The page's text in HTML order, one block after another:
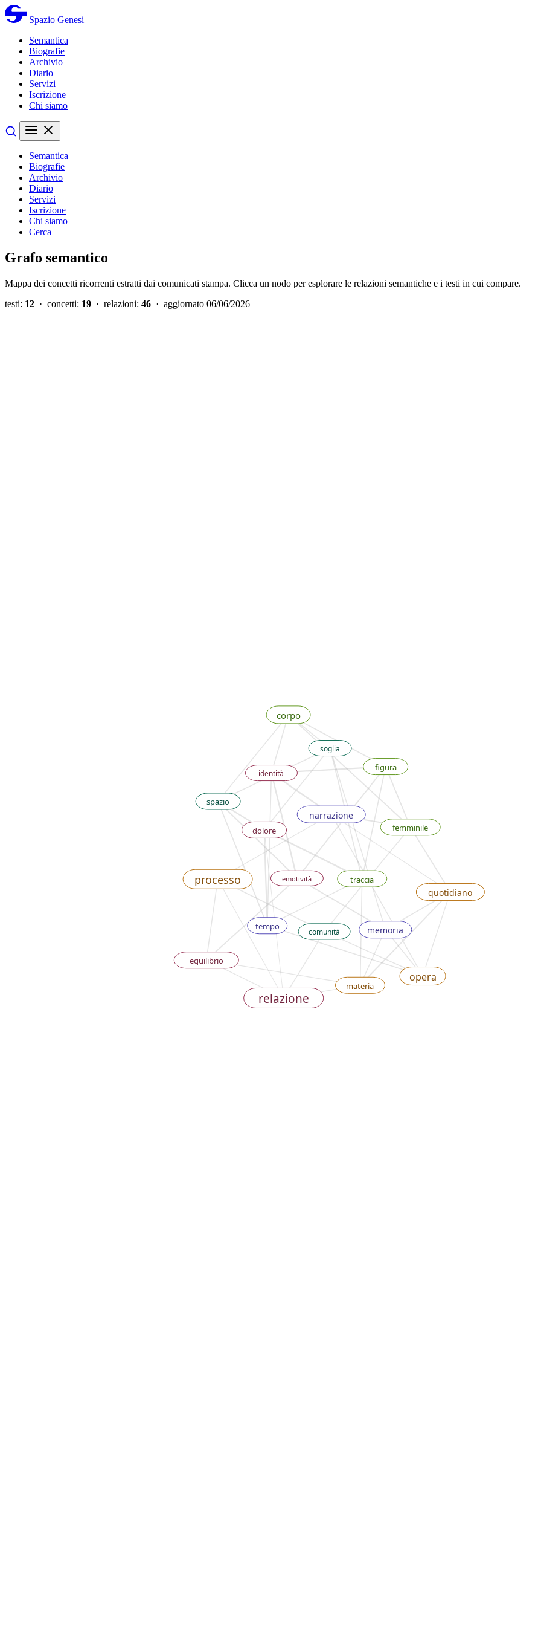
Spazio Genesi
Semantica
Biografie
Archivio
Diario
Servizi
Iscrizione
Chi siamo
Semantica
Biografie
Archivio
Diario
Servizi
Iscrizione
Chi siamo
Cerca
Grafo semantico
Mappa dei concetti ricorrenti estratti dai comunicati stampa. Clicca un nodo per esplorare le relazioni semantiche e i testi in cui compare.
testi: 12 · concetti: 19 · relazioni: 46 · aggiornato 06/06/2026
comunità
corpo
dolore
emotività
equilibrio
femminile
figura
identità
materia
memoria
narrazione
opera
processo
quotidiano
relazione
soglia
spazio
tempo
traccia